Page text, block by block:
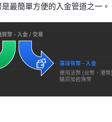
最簡單方便的入金管道之一。